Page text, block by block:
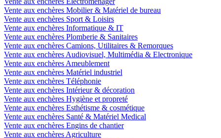
Vente aux enchères Mobilier & Matériel de bureau
Vente aux enchères Sport & Loisirs
Vente aux enchères Informatique & IT
Vente aux enchères Plomberie & Sanitaires
Vente aux enchères Camions, Utilitaires & Remorques
Vente aux enchères Audiovisuel, Multimédia & Electronique
Vente aux enchères Ameublement
Vente aux enchères Matériel industriel
Vente aux enchères Téléphonie
Vente aux enchères Intérieur & décoration
Vente aux enchères Hygiène et propreté
Vente aux enchères Esthétisme & cosmétique
Vente aux enchères Santé & Matériel Medical
Vente aux enchères Engins de chantier
Vente aux enchères Agriculture